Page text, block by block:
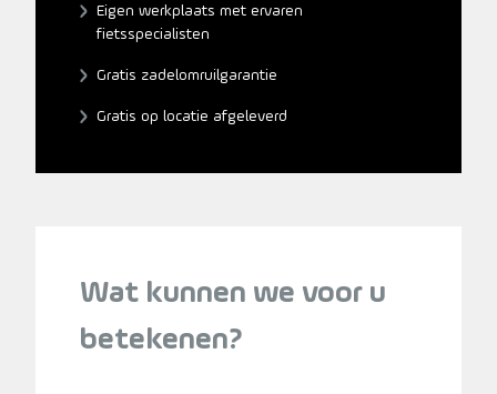
Eigen werkplaats met ervaren
fietsspecialisten
Gratis zadelomruilgarantie
Gratis op locatie afgeleverd
Wat kunnen we voor u
betekenen?